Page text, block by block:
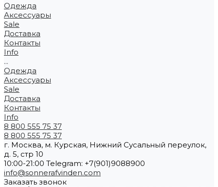
Одежда
Аксессуары
Sale
Доставка
Контакты
Info
...
Одежда
Аксессуары
Sale
Доставка
Контакты
Info
8 800 555 75 37
8 800 555 75 37
г. Москва, м. Курская, Нижний Сусальный переулок,
д. 5, стр 10
10:00-21:00 Telegram: +7(901)9088900
info@sonnerafvinden.com
Заказать звонок